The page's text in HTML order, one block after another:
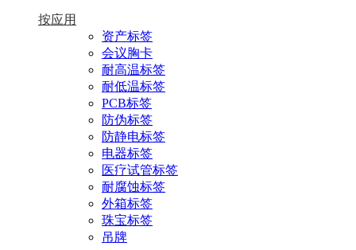
按应用
资产标签
会议胸卡
耐高温标签
耐低温标签
PCB标签
防伪标签
防静电标签
电器标签
医疗试管标签
耐腐蚀标签
外箱标签
珠宝标签
吊牌